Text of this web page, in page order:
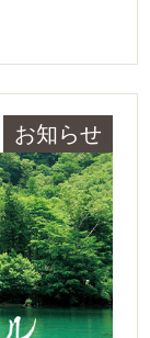
お知らせ